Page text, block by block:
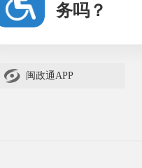
 闽政通APP
务吗？